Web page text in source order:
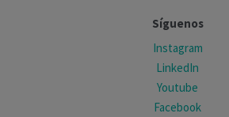
Síguenos
Instagram
LinkedIn
Youtube
Facebook